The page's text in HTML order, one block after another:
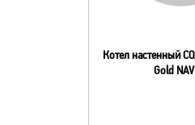
Котел настенный
Gold